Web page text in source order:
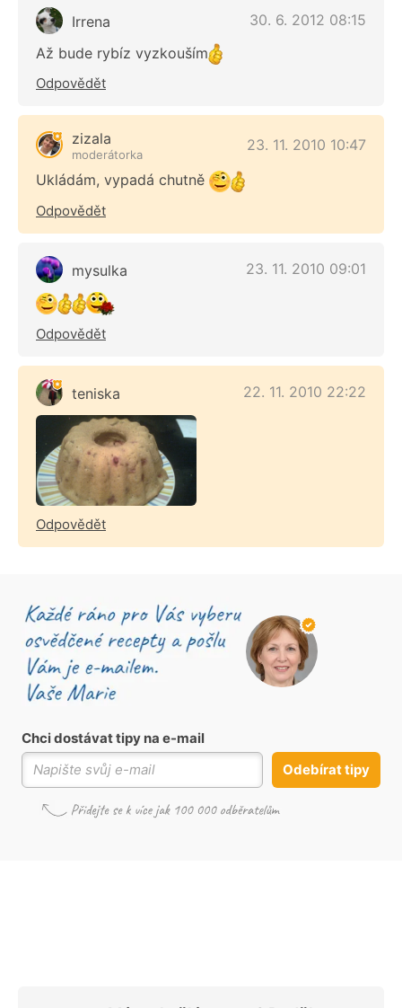
Irrena
30. 6. 2012 08:15
Až bude rybíz vyzkouším
Odpovědět
zizala
moderátorka
23. 11. 2010 10:47
Ukládám, vypadá chutně
Odpovědět
mysulka 23. 11. 2010 09:01
Odpovědět
teniska 22. 11. 2010 22:22
Odpovědět
Chci dostávat tipy na e-mail
Odebírat tipy